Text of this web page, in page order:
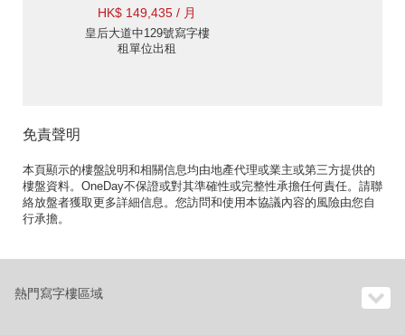
HK$ 149,435 / 月
皇后大道中129號寫字樓
租單位出租
免責聲明
本頁顯示的樓盤說明和相關信息均由地產代理或業主或第三方提供的
樓盤資料。OneDay不保證或對其準確性或完整性承擔任何責任。請聯
絡放盤者獲取更多詳細信息。您訪問和使用本協議內容的風險由您自
行承擔。
熱門寫字樓區域